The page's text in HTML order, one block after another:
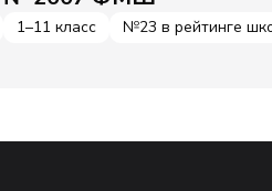
1–11 класс №23 в рейтинге